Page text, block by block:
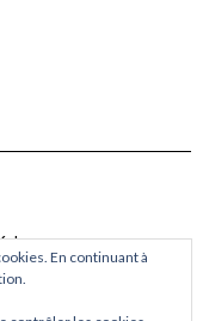
En continuant à